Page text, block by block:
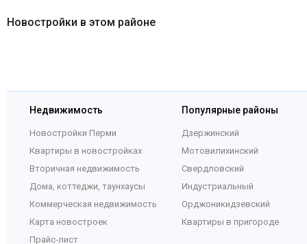
Новостройки в этом районе
Недвижимость
Новостройки Перми
Квартиры в новостройках
Вторичная недвижимость
Дома, коттеджи, таунхаусы
Коммерческая недвижимость
Карта новостроек
Прайс-лист
Популярные районы
Дзержинский
Мотовилихинский
Свердловский
Индустриальный
Орджоникидзевский
Квартиры в пригороде